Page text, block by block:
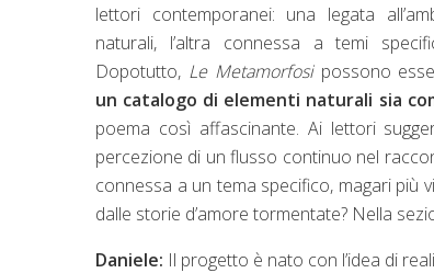
lettori contemporanei: una legata
naturali, l’altra connessa a temi
Dopotutto, Le Metamorfosi possono
un catalogo di elementi naturali sia
poema così affascinante. Ai lettori
percezione di un flusso continuo nel
connessa a un tema specifico, magari più
dalle storie d’amore tormentate? Nella
Daniele: Il progetto è nato con l’idea di